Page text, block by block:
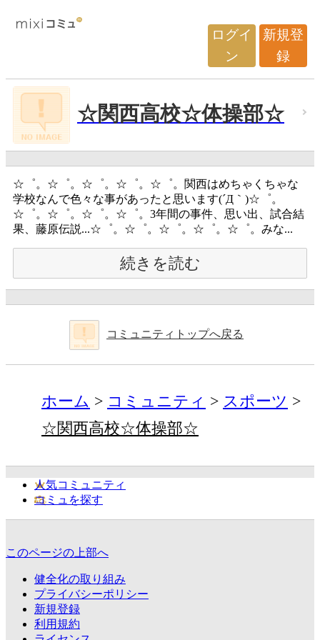
ログイ
ン
新規登
録
☆関西高校☆体操部☆
☆゜。☆゜。☆゜。☆゜。☆゜。関西はめちゃくちゃな
学校なんで色々な事があったと思います(´Д｀)☆゜。
☆゜。☆゜。☆゜。☆゜。3年間の事件、思い出、試合結
果、藤原伝説...☆゜。☆゜。☆゜。☆゜。☆゜。みな...
続きを読む
コミュニティトップへ戻る
ホーム コミュニティ
スポーツ
☆関西高校☆体操部☆
人気コミュニティ
コミュを探す
このページの上部へ
健全化の取り組み
プライバシーポリシー
新規登録
利用規約